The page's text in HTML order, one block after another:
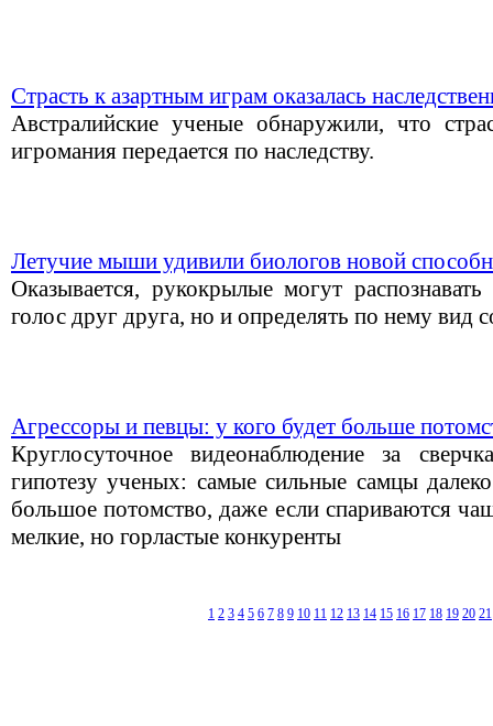
Страсть к азартным играм оказалась
Австралийские ученые обнаружили, что
игромания передается по наследству.
Летучие мыши удивили биологов новой
Оказывается, рукокрылые могут
голос друг друга, но и определять по нему вид
Агрессоры и певцы: у кого будет больше
Круглосуточное видеонаблюдение за
гипотезу ученых: самые сильные самцы
большое потомство, даже если спариваются
мелкие, но горластые конкуренты
1 2 3 4 5 6 7 8 9 10 11 12 13 14 15 16 17 18 19 20 21